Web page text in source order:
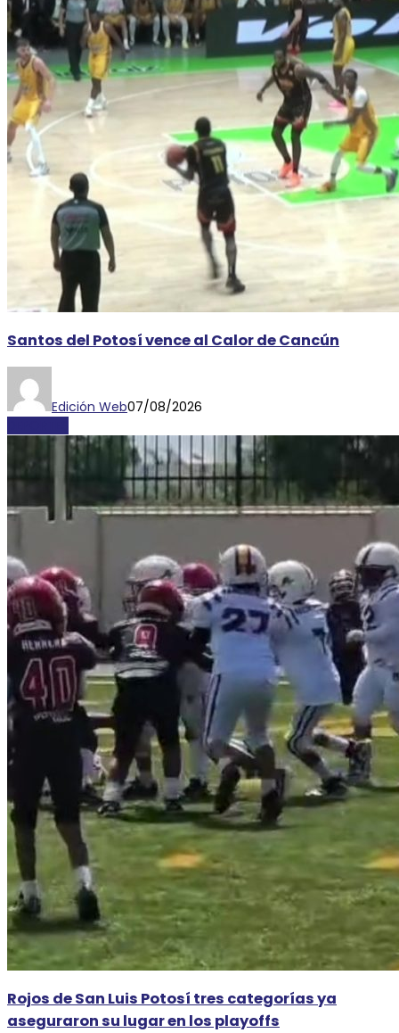
Santos del Potosí vence al Calor de Cancún
Edición Web07/08/2026
Rojos de San Luis Potosí tres categorías ya
aseguraron su lugar en los playoffs